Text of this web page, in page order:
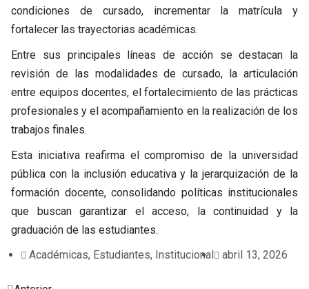
condiciones de cursado, incrementar la matrícula y
fortalecer las trayectorias académicas.
Entre sus principales líneas de acción se destacan la
revisión de las modalidades de cursado, la articulación
entre equipos docentes, el fortalecimiento de las prácticas
profesionales y el acompañamiento en la realización de los
trabajos finales.
Esta iniciativa reafirma el compromiso de la universidad
pública con la inclusión educativa y la jerarquización de la
formación docente, consolidando políticas institucionales
que buscan garantizar el acceso, la continuidad y la
graduación de las estudiantes.
Académicas, Estudiantes, Institucional abril 13, 2026